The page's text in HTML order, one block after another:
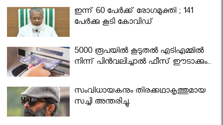
ഇന്ന് 60 പേർക്ക് രോഗമുക്തി ; 141
പേര്‍ക്കു കൂടി കോവിഡ്
5000 രൂപയിൽ കൂടുതൽ എടിഎമ്മിൽ
നിന്ന് പിൻവലിച്ചാൽ ഫീസ് ഈടാക്കും..
സംവിധായകനും തിരക്കഥാകൃത്തുമായ
സച്ചി അന്തരിച്ചു.